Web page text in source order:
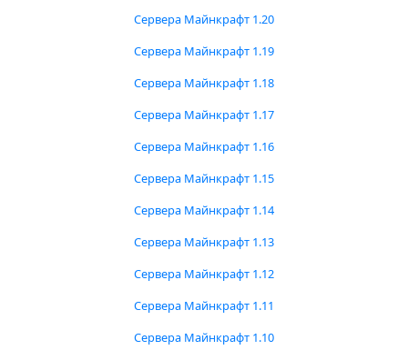
Сервера Майнкрафт 1.20
Сервера Майнкрафт 1.19
Сервера Майнкрафт 1.18
Сервера Майнкрафт 1.17
Сервера Майнкрафт 1.16
Сервера Майнкрафт 1.15
Сервера Майнкрафт 1.14
Сервера Майнкрафт 1.13
Сервера Майнкрафт 1.12
Сервера Майнкрафт 1.11
Сервера Майнкрафт 1.10